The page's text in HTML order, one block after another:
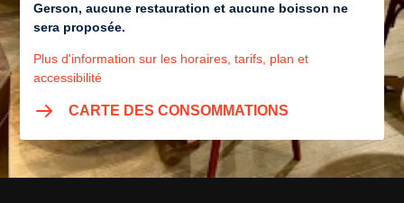
Gerson, aucune restauration et aucune boisson ne
sera proposée.
Plus d'information sur les horaires, tarifs, plan et
accessibilité
CARTE DES CONSOMMATIONS